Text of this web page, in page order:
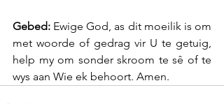
Gebed: Ewige God, as dit moeilik is om
met woorde of gedrag vir U te getuig,
help my om sonder skroom te sê of te
wys aan Wie ek behoort. Amen.